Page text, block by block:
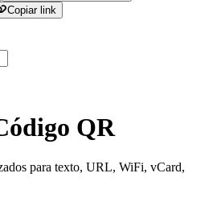
Copiar link
QR
para texto, URL, WiFi, vCard,